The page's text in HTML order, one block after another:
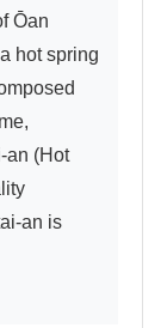
Ōan
hot spring
an (Hot
an is